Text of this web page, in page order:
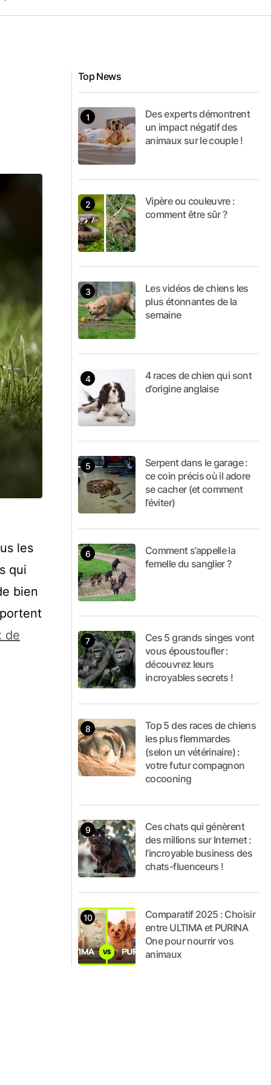
les
qui
bien
de
Top News
Des experts démontrent
un impact négatif des
animaux sur le couple !
Vipère ou couleuvre :
comment être sûr ?
Les vidéos de chiens les
plus étonnantes de la
semaine
4 races de chien qui sont
d’origine anglaise
Serpent dans le garage :
ce coin précis où il adore
se cacher (et comment
l’éviter)
Comment s’appelle la
femelle du sanglier ?
Ces 5 grands singes vont
vous époustoufler :
découvrez leurs
incroyables secrets !
Top 5 des races de chiens
les plus flemmardes
(selon un vétérinaire) :
votre futur compagnon
cocooning
Ces chats qui génèrent
des millions sur Internet :
l’incroyable business des
chats-fluenceurs !
Comparatif 2025 : Choisir
entre ULTIMA et PURINA
One pour nourrir vos
animaux